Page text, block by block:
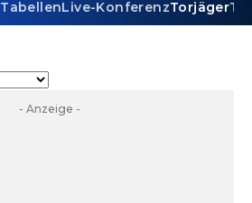
TabellenLive-KonferenzTorjäger
- Anzeige -